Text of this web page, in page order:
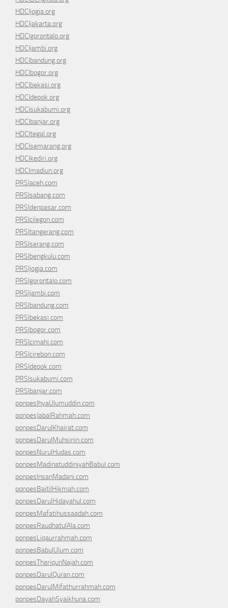
HDCIjogja.org
HDCIjakarta.org
HDCIgorontalo.org
HDCIjambi.org
HDCIbandung.org
HDCIbogor.org
HDCIbekasi.org
HDCIdepok.org
HDCIsukabumi.org
HDCIbanjar.org
HDCItegal.org
HDCIsemarang.org
HDCIkediri.org
HDCImadiun.org
PRSIaceh.com
PRSIsabang.com
PRSIdenpasar.com
PRSIcilegon.com
PRSItangerang.com
PRSIserang.com
PRSIbengkulu.com
PRSIjogja.com
PRSIgorontalo.com
PRSIjambi.com
PRSIbandung.com
PRSIbekasi.com
PRSIbogor.com
PRSIcimahi.com
PRSIcirebon.com
PRSIdepok.com
PRSIsukabumi.com
PRSIbanjar.com
ponpesIhyaUlumuddin.com
ponpesJabalRahmah.com
ponpesDarulKhairat.com
ponpesDarulMuhsinin.com
ponpesNurulHudas.com
ponpesMadinatuddiniyahBabul.com
ponpesInsanMadani.com
ponpesBaitilHikmah.com
ponpesDarulHidayahul.com
ponpesMafatihussaadah.com
ponpesRaudhatulAla.com
ponpesLiqaurrahmah.com
ponpesBabulUlum.com
ponpesThariqunNajah.com
ponpesDarulQuran.com
ponpesDarulMifathurrahmah.com
ponpesDayahSyaikhuna.com